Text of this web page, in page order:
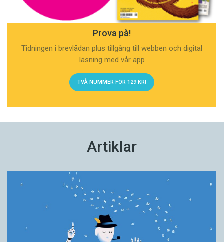
Prova på!
Tidningen i brevlådan plus tillgång till webben och digital
läsning med vår app
TVÅ NUMMER FÖR 129 KR!
Artiklar